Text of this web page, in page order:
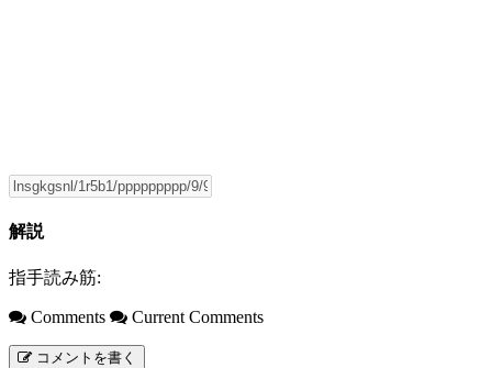
解説
指手読み筋:
Comments Current Comments
コメントを書く